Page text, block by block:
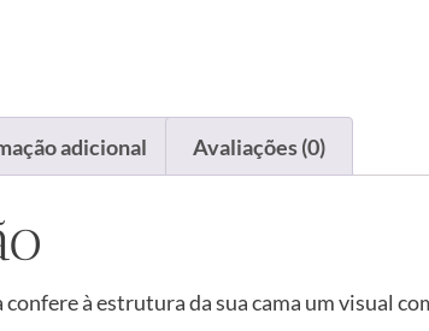
adicional Avaliações (0)
confere à estrutura da sua cama um visual